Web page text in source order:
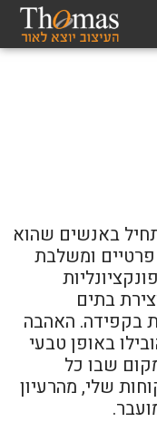
באנשים שהוא
ומשלבת
בתים
בקפידה. האהבה
באופן טבעי
שבו כל
שלי, מהרעיון